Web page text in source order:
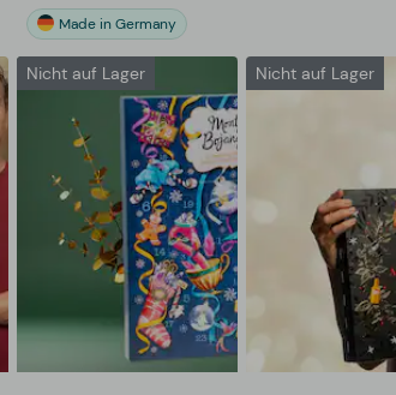
Made in Germany
Nicht auf Lager Nicht auf Lager